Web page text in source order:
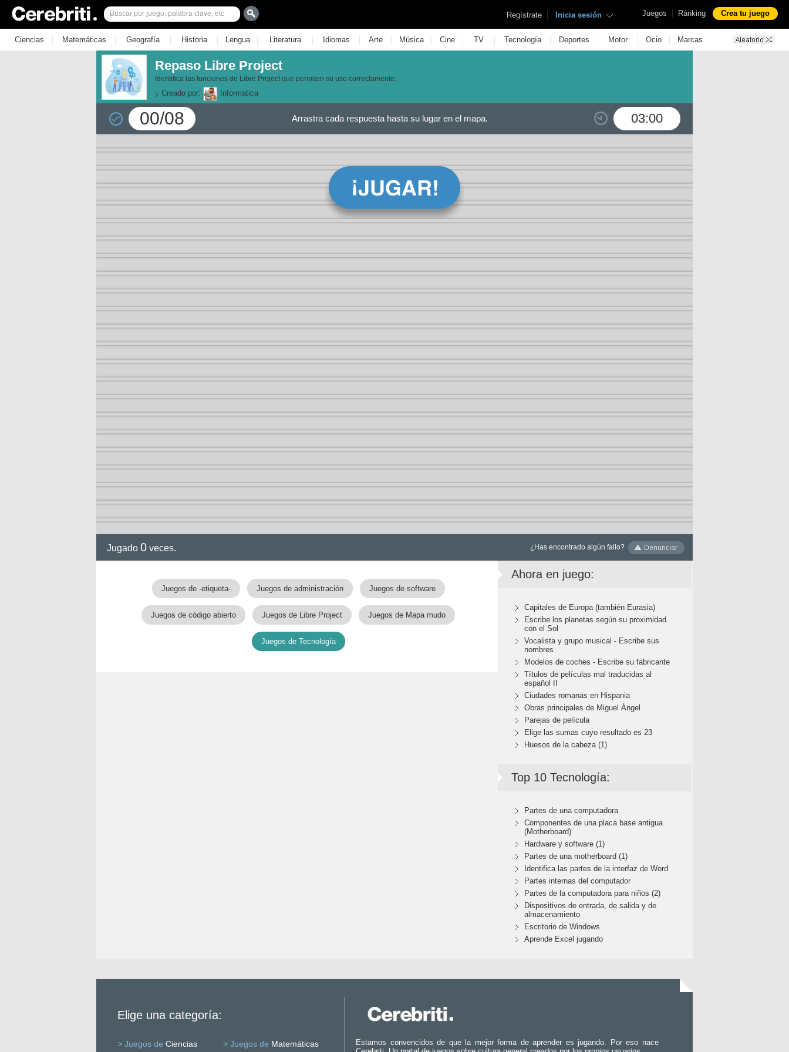
Juegos | Ránking Crea tu juego
Regístrate | Inicia sesión
Ciencias | Matemáticas | Geografía | Historia | Lengua | Literatura | Idiomas | Arte | Música | Cine | TV | Tecnología | Deportes | Motor | Ocio | Marcas
Repaso Libre Project
Identifica las funciones de Libre Project que permiten su uso correctamente.
Creado por: Informatica
00/08 03:00
Arrastra cada respuesta hasta su lugar en el mapa.
Jugado 0 veces. ¿Has encontrado algún fallo?
Juegos de -etiqueta- Juegos de administración Juegos de software
Juegos de código abierto Juegos de Libre Project Juegos de Mapa mudo
Juegos de Tecnología
Ahora en juego:
Capitales de Europa (también Eurasia)
Escribe los planetas según su proximidad
con el Sol
Vocalista y grupo musical - Escribe sus
nombres
Modelos de coches - Escribe su fabricante
Títulos de películas mal traducidas al
español II
Ciudades romanas en Hispania
Obras principales de Miguel Ángel
Parejas de película
Elige las sumas cuyo resultado es 23
Huesos de la cabeza (1)
Top 10 Tecnología:
Partes de una computadora
Componentes de una placa base antigua
(Motherboard)
Hardware y software (1)
Partes de una motherboard (1)
Identifica las partes de la interfaz de Word
Partes internas del computador
Partes de la computadora para niños (2)
Dispositivos de entrada, de salida y de
almacenamiento
Escritorio de Windows
Aprende Excel jugando
Elige una categoría:
> Juegos de Ciencias > Juegos de Matemáticas
Estamos convencidos de que la mejor forma de aprender es jugando. Por eso nace